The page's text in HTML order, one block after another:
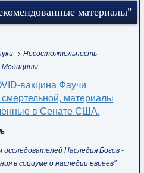
материалы"
-> Несостоятельность
Медицины
вакцина Фаучи
смертельной, материалы
в Сенате США.
Наследия Богов -
в социуме о наследии евреев"